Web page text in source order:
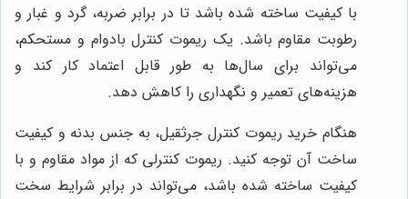
با کیفیت ساخته شده باشد تا در برابر ضربه، گرد و غبار و
رطوبت مقاوم باشد. یک ریموت کنترل بادوام و مستحکم،
می‌تواند برای سال‌ها به طور قابل اعتماد کار کند و
هزینه‌های تعمیر و نگهداری را کاهش دهد.
هنگام خرید ریموت کنترل جرثقیل، به جنس بدنه و کیفیت
ساخت آن توجه کنید. ریموت کنترلی که از مواد مقاوم و با
کیفیت ساخته شده باشد، می‌تواند در برابر شرایط سخت